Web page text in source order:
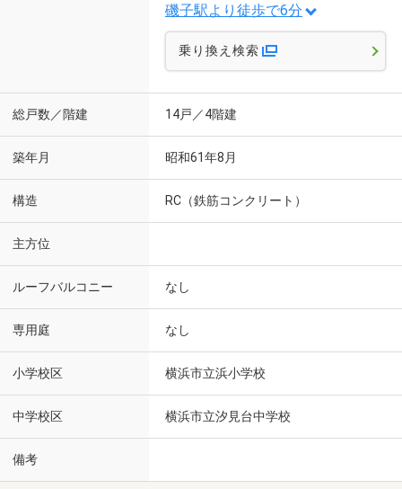
磯子駅より徒歩で6分
乗り換え検索
総戸数／階建 14戸／4階建
築年月 昭和61年8月
構造 RC（鉄筋コンクリート）
主方位
ルーフバルコニー なし
専用庭 なし
小学校区 横浜市立浜小学校
中学校区 横浜市立汐見台中学校
備考